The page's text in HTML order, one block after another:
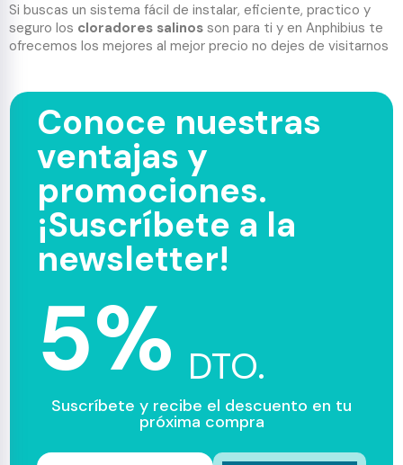
Si buscas un sistema fácil de instalar, eficiente, practico y
seguro los cloradores salinos son para ti y en Anphibius te
ofrecemos los mejores al mejor precio no dejes de visitarnos
Conoce nuestras
ventajas y
promociones.
¡Suscríbete a la
newsletter!
5% DTO.
Suscríbete y recibe el descuento en tu
próxima compra